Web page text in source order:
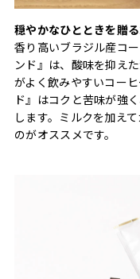
穏やかなひとときを贈
香り高いブラジル産コ
ンド』は、酸味を抑え
がよく飲みやすいコー
ド』はコクと苦味が強
します。ミルクを加え
のがオススメです。